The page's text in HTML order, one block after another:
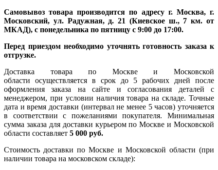
Самовывоз товара производится по адресу г. Москва, г.
Московский, ул. Радужная, д. 21 (Киевское ш., 7 км. от
МКАД), с понедельника по пятницу с 9:00 до 17:00.
Перед приездом необходимо уточнять готовность заказа к
отгрузке.
Доставка товара по Москве и Московской
области осуществляется в срок до 5 рабочих дней после
оформления заказа на сайте и согласования деталей с
менеджером, при условии наличия товара на складе. Точные
дата и время доставки (интервал не менее 5 часов) уточняется
в соответствии с пожеланиями покупателя. Минимальная
сумма заказа для доставки курьером по Москве и Московской
области составляет 5 000 руб.
Стоимость доставки по Москве и Московской области (при
наличии товара на московском складе):